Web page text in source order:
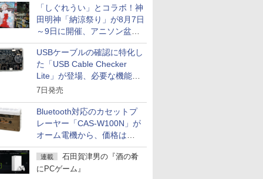
「しぐれうい」とコラボ！神
田明神「納涼祭り」が8月7日
～9日に開催、アニソン盆踊
りや屋台グルメなどもあり
USBケーブルの確認に特化し
た「USB Cable Checker
Lite」が登場、必要な機能を
凝縮しコンパクトに
7日発売
Bluetooth対応のカセットプ
レーヤー「CAS-W100N」が
オーム電機から、価格は
5,940円
連載
石田賀津男の『酒の肴
にPCゲーム』